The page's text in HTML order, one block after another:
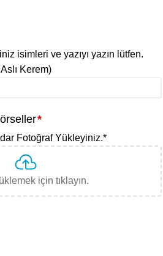
isimleri ve yazıyı yazın lütfen.
Kerem)
*
Fotoğraf Yükleyiniz.*
için tıklayın.